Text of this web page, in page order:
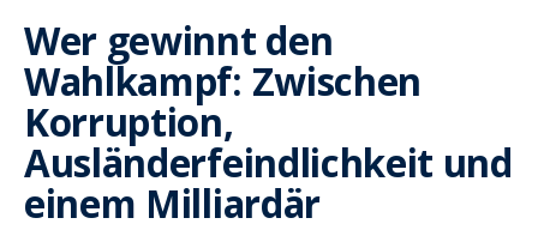
Wer gewinnt den
Wahlkampf: Zwischen
Korruption,
Ausländerfeindlichkeit und
einem Milliardär